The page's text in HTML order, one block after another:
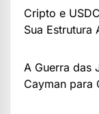
Cripto e
Sua Estrutura
A Guerra das
Cayman para